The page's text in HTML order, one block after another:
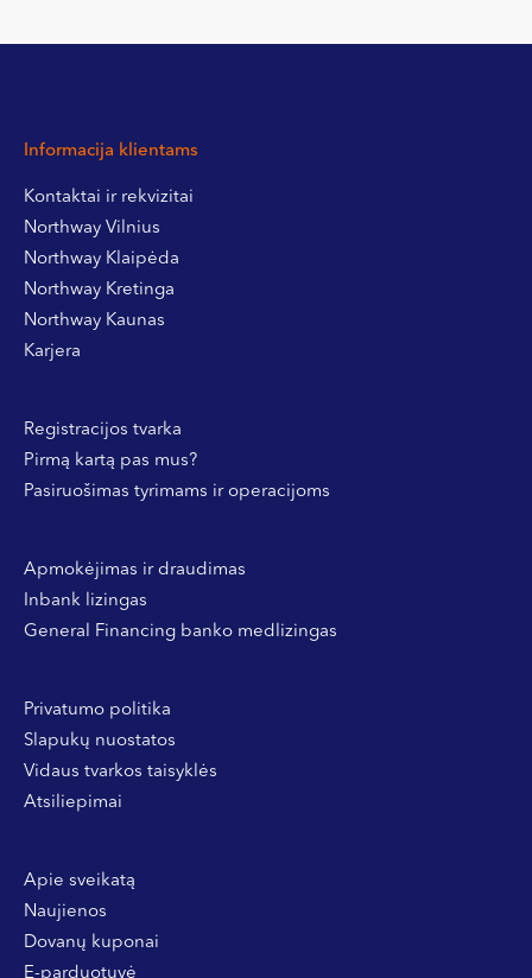
Informacija klientams
Kontaktai ir rekvizitai
Northway Vilnius
Northway Klaipėda
Northway Kretinga
Northway Kaunas
Karjera
Registracijos tvarka
Pirmą kartą pas mus?
Pasiruošimas tyrimams ir operacijoms
Apmokėjimas ir draudimas
Inbank lizingas
General Financing banko medlizingas
Privatumo politika
Slapukų nuostatos
Vidaus tvarkos taisyklės
Atsiliepimai
Apie sveikatą
Naujienos
Dovanų kuponai
E-parduotuvė